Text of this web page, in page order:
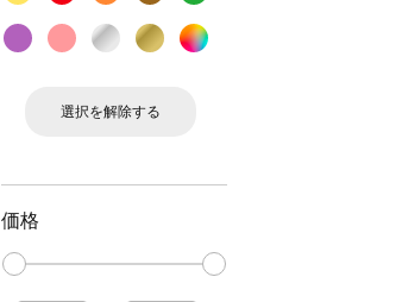
選択を解除する
価格